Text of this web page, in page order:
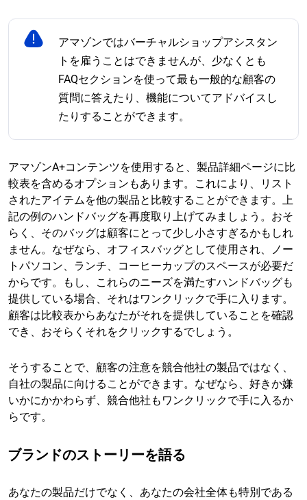
アマゾンではバーチャルショップアシスタン
トを雇うことはできませんが、少なくとも
FAQセクションを使って最も一般的な顧客の
質問に答えたり、機能についてアドバイスし
たりすることができます。
アマゾンA+コンテンツを使用すると、製品詳細ページに比
較表を含めるオプションもあります。これにより、リスト
されたアイテムを他の製品と比較することができます。上
記の例のハンドバッグを再度取り上げてみましょう。おそ
らく、そのバッグは顧客にとって少し小さすぎるかもしれ
ません。なぜなら、オフィスバッグとして使用され、ノー
トパソコン、ランチ、コーヒーカップのスペースが必要だ
からです。もし、これらのニーズを満たすハンドバッグも
提供している場合、それはワンクリックで手に入ります。
顧客は比較表からあなたがそれを提供していることを確認
でき、おそらくそれをクリックするでしょう。
そうすることで、顧客の注意を競合他社の製品ではなく、
自社の製品に向けることができます。なぜなら、好きか嫌
いかにかかわらず、競合他社もワンクリックで手に入るか
らです。
ブランドのストーリーを語る
あなたの製品だけでなく、あなたの会社全体も特別である